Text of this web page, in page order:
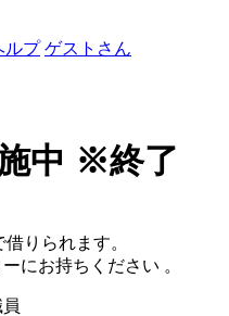
ルプ ゲストさん
中 ※終了
りられます。
にお持ちください 。